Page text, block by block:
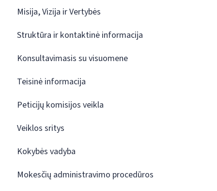
Misija, Vizija ir Vertybės
Struktūra ir kontaktinė informacija
Konsultavimasis su visuomene
Teisinė informacija
Peticijų komisijos veikla
Veiklos sritys
Kokybės vadyba
Mokesčių administravimo procedūros